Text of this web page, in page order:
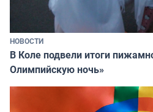
НОВОСТИ
В Коле подвели итоги
Олимпийскую ночь»